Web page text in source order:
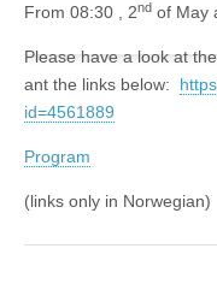
From 08:30 , 2nd of May
Please have a look at
ant the links below:
id=4561889
Program
(links only in Norwegian)